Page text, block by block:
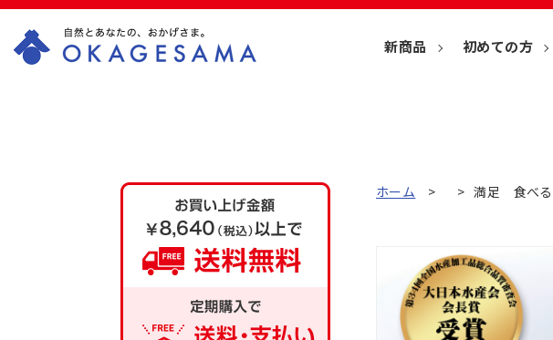
の公式通販ショッ
新商品 初めての方
ホーム 満足 食べる